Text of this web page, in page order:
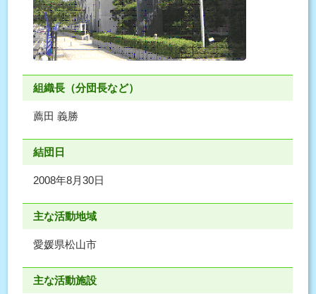
組織長（分団長など）
薦田 義勝
結団日
2008年8月30日
主な活動地域
愛媛県松山市
主な活動施設